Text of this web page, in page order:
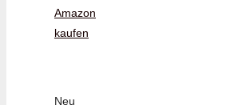
Amazon
kaufen
Neu